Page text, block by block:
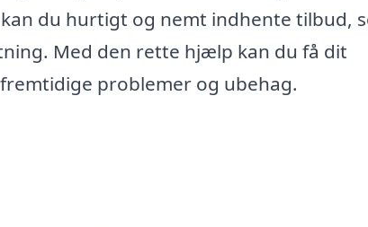
du hurtigt og nemt indhente tilbud,
Med den rette hjælp kan du få dit
problemer og ubehag.